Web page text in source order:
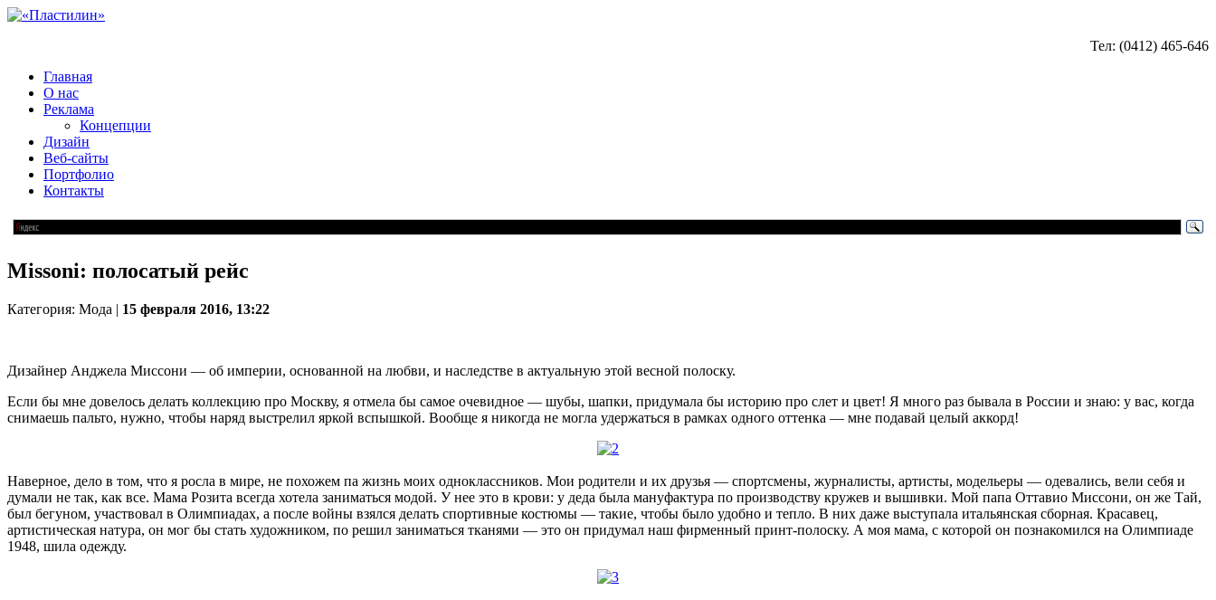
Тел: (0412) 465-646
Главная
О нас
Реклама
Концепции
Дизайн
Веб-сайты
Портфолио
Контакты
Missoni: полосатый рейс
Категория: Мода | 15 февраля 2016, 13:22
Дизайнер Анджела Миссони — об империи, основанной на любви, и наследстве в актуальную этой весной полоску.
Если бы мне довелось делать коллекцию про Москву, я отмела бы самое очевидное — шубы, шапки, придумала бы историю про слет и цвет! Я много раз бывала в России и знаю: у вас, когда
снимаешь пальто, нужно, чтобы наряд выстрелил яркой вспышкой. Вообще я никогда не могла удержаться в рамках одного оттенка — мне подавай целый аккорд!
Наверное, дело в том, что я росла в мире, не похожем па жизнь моих одноклассников. Мои родители и их друзья — спортсмены, журналисты, артисты, модельеры — одевались, вели себя и
думали не так, как все. Мама Розита всегда хотела заниматься модой. У нее это в крови: у деда была мануфактура по производству кружев и вышивки. Мой папа Оттавио Миссони, он же Тай,
был бегуном, участвовал в Олимпиадах, а после войны взялся делать спортивные костюмы — такие, чтобы было удобно и тепло. В них даже выступала итальянская сборная. Красавец,
артистическая натура, он мог бы стать художником, по решил заниматься тканями — это он придумал наш фирменный принт-полоску. А моя мама, с которой он познакомился на Олимпиаде
1948, шила одежду.